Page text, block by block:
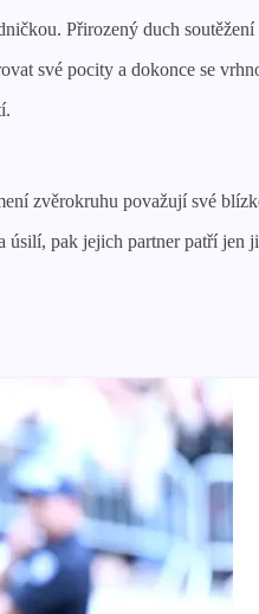
Přirozený duch
své pocity a dokonce se
zvěrokruhu považují své
pak jejich partner patří